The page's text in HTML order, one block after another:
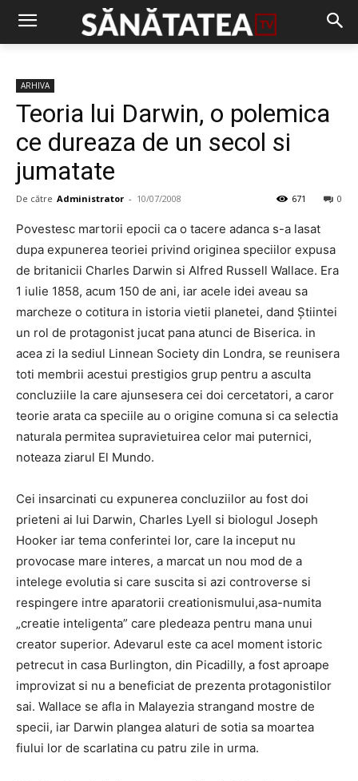
ARHIVA
Teoria lui Darwin, o polemica
ce dureaza de un secol si
jumatate
De către Administrator - 10/07/2008 0
671
Povestesc martorii epocii ca o tacere adanca s-a lasat
dupa expunerea teoriei privind originea speciilor expusa
de britanicii Charles Darwin si Alfred Russell Wallace. Era
1 iulie 1858, acum 150 de ani, iar acele idei aveau sa
marcheze o cotitura in istoria vietii planetei, dand Ştiintei
un rol de protagonist jucat pana atunci de Biserica. in
acea zi la sediul Linnean Society din Londra, se reunisera
toti membrii acestui prestigios grup pentru a asculta
concluziile la care ajunsesera cei doi cercetatori, a caror
teorie arata ca speciile au o origine comuna si ca selectia
naturala permitea supravietuirea celor mai puternici,
noteaza ziarul El Mundo.
Cei insarcinati cu expunerea concluziilor au fost doi
prieteni ai lui Darwin, Charles Lyell si biologul Joseph
Hooker iar tema conferintei lor, care la inceput nu
provocase mare interes, a marcat un nou mod de a
intelege evolutia si care suscita si azi controverse si
respingere intre aparatorii creationismului,asa-numita
„creatie inteligenta” care pledeaza pentru mana unui
creator superior. Adevarul este ca acel moment istoric
petrecut in casa Burlington, din Picadilly, a fost aproape
improvizat si nu a beneficiat de prezenta protagonistilor
sai. Wallace se afla in Malayezia strangand mostre de
specii, iar Darwin plangea alaturi de sotia sa moartea
fiului lor de scarlatina cu patru zile in urma.